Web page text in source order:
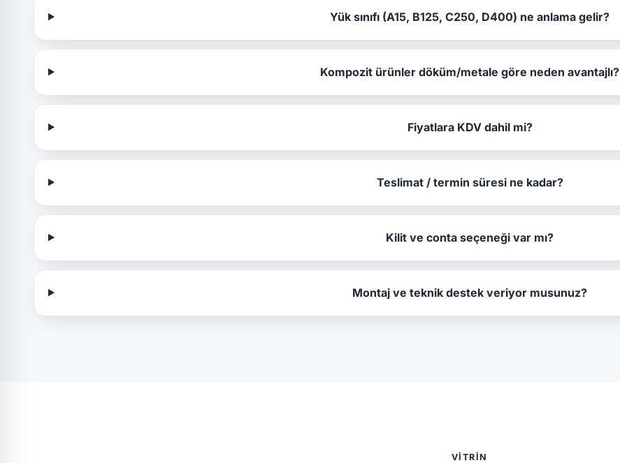
Yük sınıfı (A15, B125, C250, D400) ne anlama gelir?
Kompozit ürünler döküm/metale göre neden avantajlı?
Fiyatlara KDV dahil mi?
Teslimat / termin süresi ne kadar?
Kilit ve conta seçeneği var mı?
Montaj ve teknik destek veriyor musunuz?
VITRIN